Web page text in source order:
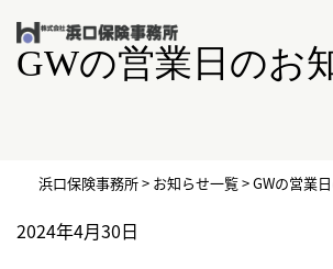
GWの営業日のお
浜口保険事務所> お知らせ一覧>GWの営業
2024年4月30日